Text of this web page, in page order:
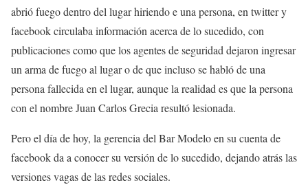
abrió fuego dentro del lugar hiriendo e una persona, en twitter y
facebook circulaba información acerca de lo sucedido, con
publicaciones como que los agentes de seguridad dejaron ingresar
un arma de fuego al lugar o de que incluso se habló de una
persona fallecida en el lugar, aunque la realidad es que la persona
con el nombre Juan Carlos Grecia resultó lesionada.
Pero el día de hoy, la gerencia del Bar Modelo en su cuenta de
facebook da a conocer su versión de lo sucedido, dejando atrás las
versiones vagas de las redes sociales.